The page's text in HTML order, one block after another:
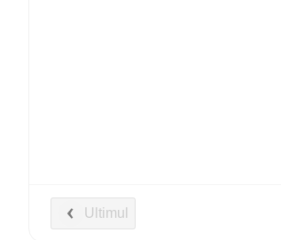
Ultimul